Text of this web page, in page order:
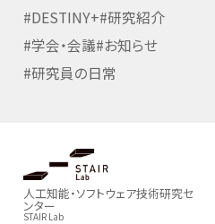
#DESTINY+#研究紹介
#学会・会議#お知らせ
#研究員の日常
人工知能・ソフトウェア技術研究セ
ンター
STAIR Lab